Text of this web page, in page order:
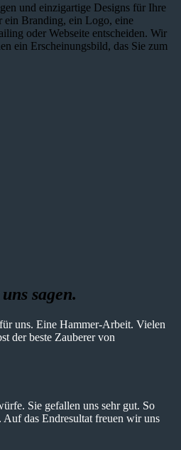
und einzig­artige Designs für Ihre
ein Branding, ein Logo, eine
oder Webseite entscheiden. Wir
ein Erscheinungsbild, das Sie zum
sagen.
uns. Eine Hammer-Arbeit. Vielen
der beste Zauberer von
Sie gefallen uns sehr gut. So
Auf das Endresultat freuen wir uns